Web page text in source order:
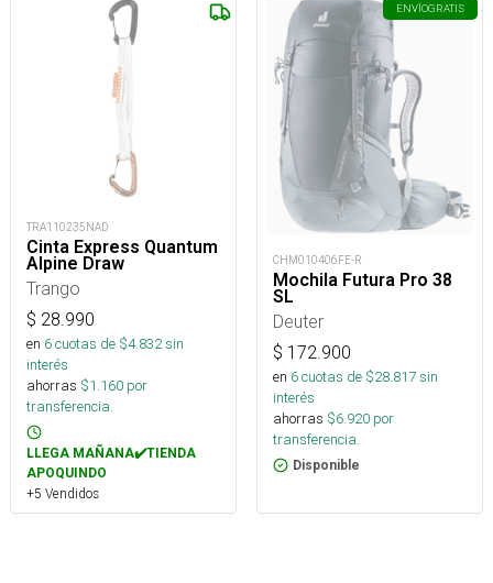
TRA110235NAD
Cinta Express Quantum
Alpine Draw
Trango
$ 28.990
en 6cuotas de $4.832sin
interés
ahorras $1.160 por
transferencia.
LLEGA MAÑANA✔️TIENDA
APOQUINDO
+5 Vendidos
ENVÍOGRATIS
CHM010406FE-R
Mochila Futura Pro 38
SL
Deuter
$ 172.900
en 6cuotas de $28.817sin
interés
ahorras $6.920 por
transferencia.
Disponible